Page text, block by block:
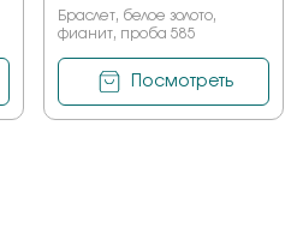
Браслет, белое золото,
фианит, проба 585
Посмотреть